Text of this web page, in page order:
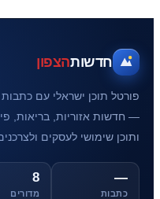
חדשותהצפון
פורטל תוכן ישראלי עם
— חדשות אזוריות, בריאות,
ותוכן שימושי לעסקים
—
כתבות
8
מדורים